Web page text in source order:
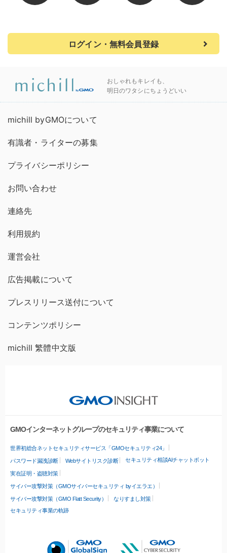
ログイン・無料会員登録
おしゃれもキレイも、
明日のワタシにちょうどいい
michill byGMOについて
有識者・ライターの募集
プライバシーポリシー
お問い合わせ
連絡先
利用規約
運営会社
広告掲載について
プレスリリース送付について
コンテンツポリシー
michill 繁體中文版
GMOインターネットグループのセキュリティ事業について
世界初総合ネットセキュリティサービス「GMOセキュリティ24」
パスワード漏洩診断 Webサイトリスク診断 セキュリティ相談AIチャットボット
実在証明・盗聴対策
サイバー攻撃対策（GMOサイバーセキュリティ byイエラエ）
サイバー攻撃対策（GMO Flatt Security）
なりすまし対策
セキュリティ事業の軌跡